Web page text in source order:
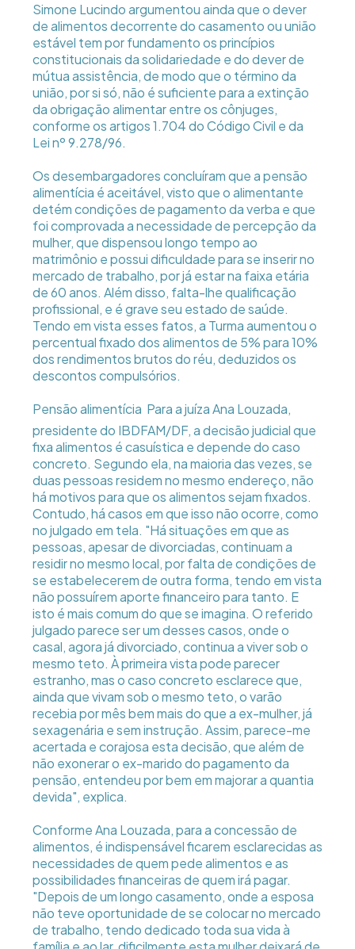
Simone Lucindo argumentou ainda que o dever
de alimentos decorrente do casamento ou união
estável tem por fundamento os princípios
constitucionais da solidariedade e do dever de
mútua assistência, de modo que o término da
união, por si só, não é suficiente para a extinção
da obrigação alimentar entre os cônjuges,
conforme os artigos 1.704 do Código Civil e da
Lei nº 9.278/96.
Os desembargadores concluíram que a pensão
alimentícia é aceitável, visto que o alimentante
detém condições de pagamento da verba e que
foi comprovada a necessidade de percepção da
mulher, que dispensou longo tempo ao
matrimônio e possui dificuldade para se inserir no
mercado de trabalho, por já estar na faixa etária
de 60 anos. Além disso, falta-lhe qualificação
profissional, e é grave seu estado de saúde.
Tendo em vista esses fatos, a Turma aumentou o
percentual fixado dos alimentos de 5% para 10%
dos rendimentos brutos do réu, deduzidos os
descontos compulsórios.
Pensão alimentícia  Para a juíza Ana Louzada,
presidente do IBDFAM/DF, a decisão judicial que
fixa alimentos é casuística e depende do caso
concreto. Segundo ela, na maioria das vezes, se
duas pessoas residem no mesmo endereço, não
há motivos para que os alimentos sejam fixados.
Contudo, há casos em que isso não ocorre, como
no julgado em tela. "Há situações em que as
pessoas, apesar de divorciadas, continuam a
residir no mesmo local, por falta de condições de
se estabelecerem de outra forma, tendo em vista
não possuírem aporte financeiro para tanto. E
isto é mais comum do que se imagina. O referido
julgado parece ser um desses casos, onde o
casal, agora já divorciado, continua a viver sob o
mesmo teto. À primeira vista pode parecer
estranho, mas o caso concreto esclarece que,
ainda que vivam sob o mesmo teto, o varão
recebia por mês bem mais do que a ex-mulher, já
sexagenária e sem instrução. Assim, parece-me
acertada e corajosa esta decisão, que além de
não exonerar o ex-marido do pagamento da
pensão, entendeu por bem em majorar a quantia
devida", explica.
Conforme Ana Louzada, para a concessão de
alimentos, é indispensável ficarem esclarecidas as
necessidades de quem pede alimentos e as
possibilidades financeiras de quem irá pagar.
"Depois de um longo casamento, onde a esposa
não teve oportunidade de se colocar no mercado
de trabalho, tendo dedicado toda sua vida à